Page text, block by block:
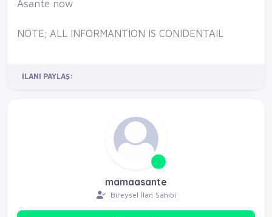
Asante now
NOTE; ALL INFORMANTION IS CONIDENTAIL
İLANI PAYLAŞ:
mamaasante
Bireysel İlan Sahibi